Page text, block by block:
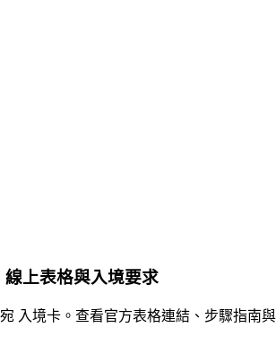
上表格與入境要求
入境卡。查看官方表格連結、步驟指南